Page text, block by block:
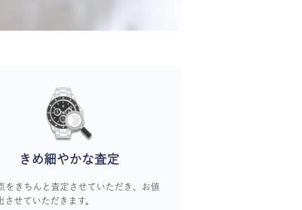
きめ細やかな査定
をきちんと査定させていただき、お値
させていただきます。